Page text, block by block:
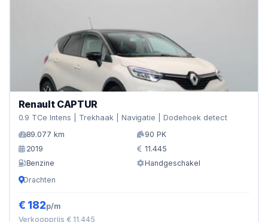
Renault CAPTUR
0.9 TCe Intens | Trekhaak | Navigatie | Dodehoek detect
89.077 km
90 PK
2019
11.445
Benzine
Handgeschakel
Drachten
€ 182p/m
Verkoopprijs € 11.445